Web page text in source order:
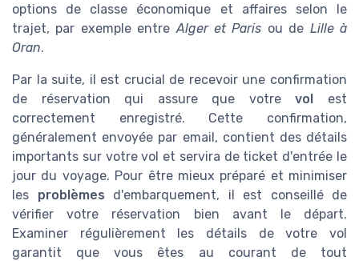
options de classe économique et affaires selon le
trajet, par exemple entre Alger et Paris ou de Lille à
Oran.
Par la suite, il est crucial de recevoir une confirmation
de réservation qui assure que votrevol est
correctement enregistré. Cette confirmation,
généralement envoyée par email, contient des détails
importants sur votre vol et servira de ticket d'entrée le
jour du voyage. Pour être mieux préparé et minimiser
les problèmes d'embarquement, il est conseillé de
vérifier votre réservation bien avant le départ.
Examiner régulièrement les détails de votre vol
garantit que vous êtes au courant de tout